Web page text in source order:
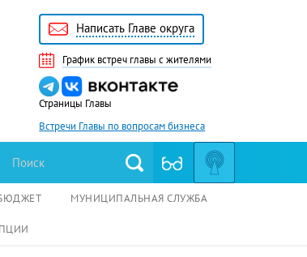
Написать Главе округа
График встреч главы с жителями
Страницы Главы
Встречи Главы по вопросам бизнеса
МУНИЦИПАЛЬНАЯ СЛУЖБА